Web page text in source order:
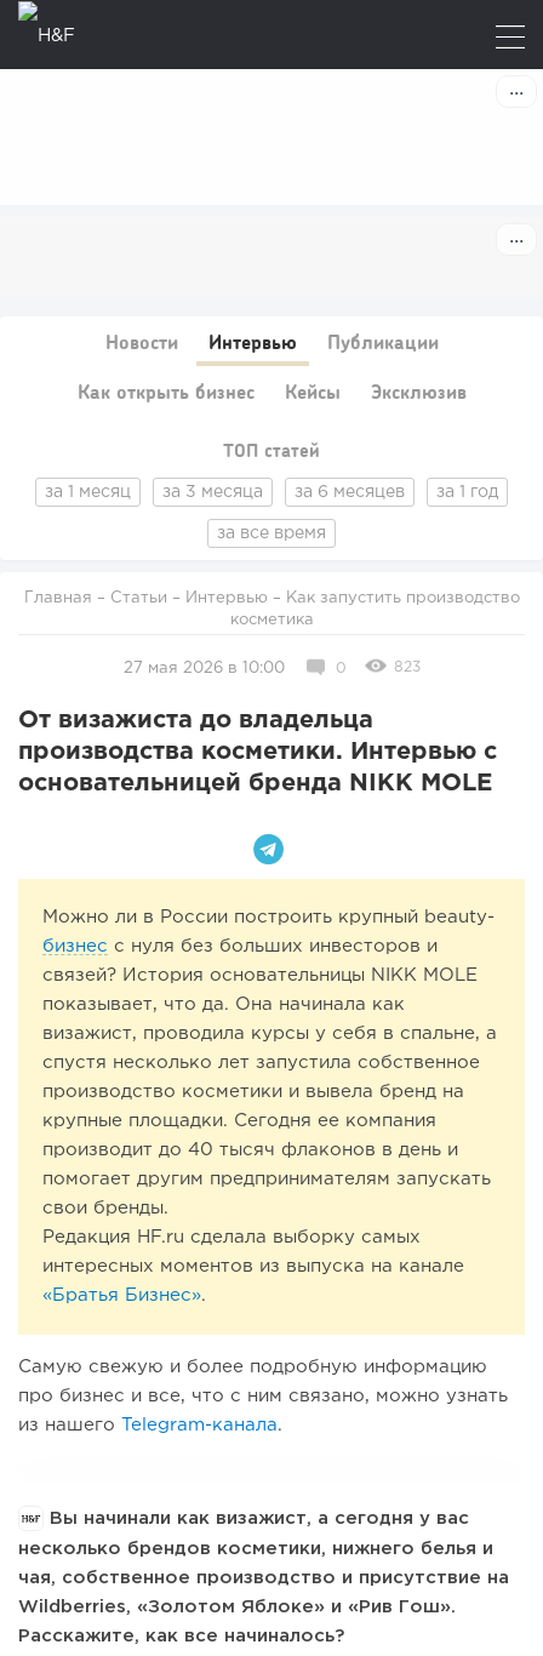
Новости Интервью Публикации
Как открыть бизнес Кейсы Эксклюзив
ТОП статей
за 1 месяц за 3 месяца за 6 месяцев за 1 год
за все время
Главная – Статьи – Интервью
косметика
27 мая 2026 в 10:00 0 823
От визажиста до владельца
производства косметики. Интервью с
основательницей бренда NIKK MOLE
Можно ли в России построить крупный beauty-
бизнес с нуля без больших инвесторов и
связей? История основательницы NIKK MOLE
показывает, что да. Она начинала как
визажист, проводила курсы у себя в спальне, а
спустя несколько лет запустила собственное
производство косметики и вывела бренд на
крупные площадки. Сегодня ее компания
производит до 40 тысяч флаконов в день и
помогает другим предпринимателям запускать
свои бренды.
Редакция HF.ru сделала выборку самых
интересных моментов из выпуска на канале
«Братья Бизнес».
Самую свежую и более подробную информацию
про бизнес и все, что с ним связано, можно узнать
из нашего
Telegram-канала.
Вы начинали как визажист, а сегодня у вас
несколько брендов косметики, нижнего белья и
чая, собственное производство и присутствие на
Wildberries, «Золотом Яблоке» и «Рив Гош».
Расскажите, как все начиналось?